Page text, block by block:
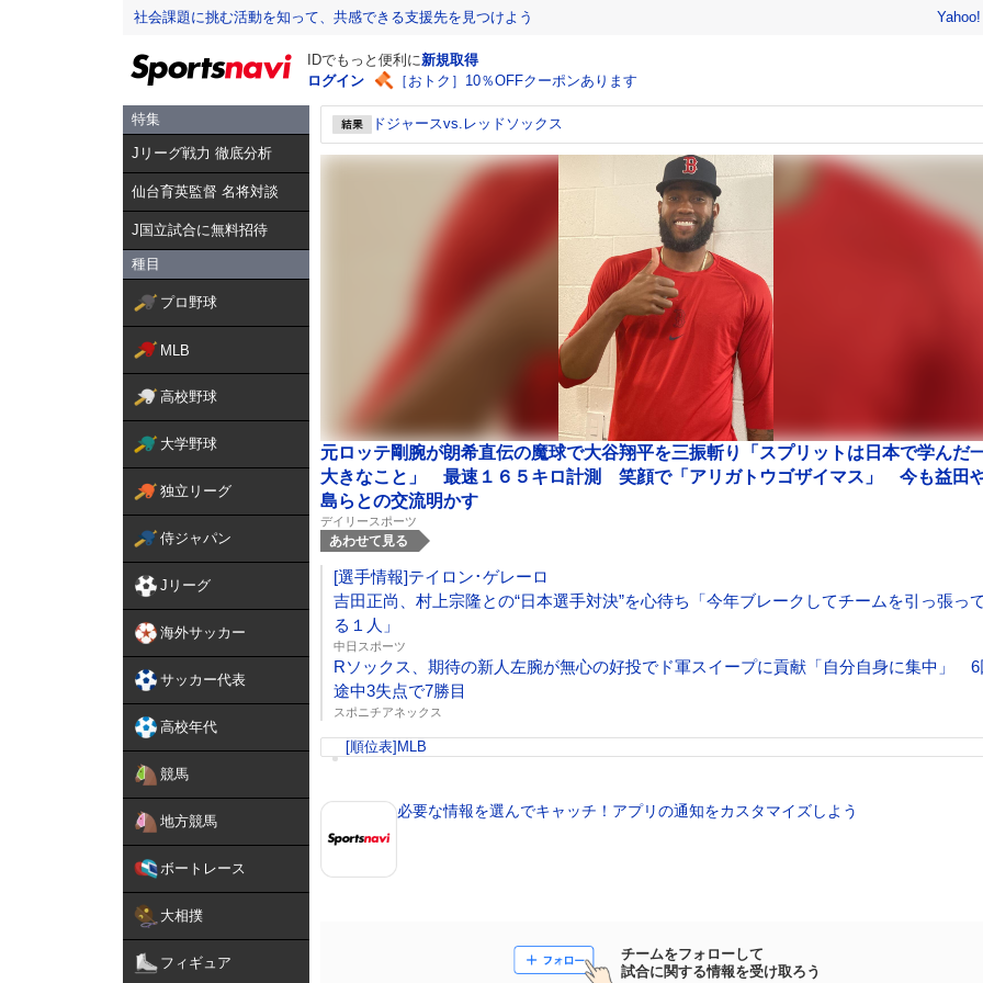
社会課題に挑む活動を知って、共感できる支援先を見つけよう
IDでもっと便利に新規取得
ログイン
［おトク］10％OFFクーポンあります
特集
Jリーグ戦力 徹底分析
仙台育英監督 名将対談
J国立試合に無料招待
種目
プロ野球
MLB
高校野球
大学野球
独立リーグ
侍ジャパン
Jリーグ
海外サッカー
サッカー代表
高校年代
競馬
地方競馬
ボートレース
大相撲
フィギュア
ドジャースvs.レッドソックス
元ロッテ剛腕が朗希直伝の魔球で大谷翔平を三振斬り「スプリットは日本で学んだ
大きなこと」 最速１６５キロ計測 笑顔で「アリガトウゴザイマス」 今も益田
島らとの交流明かす
デイリースポーツ
あわせて見る
[選手情報]テイロン･ゲレーロ
吉田正尚、村上宗隆との“日本選手対決”を心待ち「今年ブレークしてチームを引っ張っ
る１人」
中日スポーツ
Rソックス、期待の新人左腕が無心の好投でド軍スイープに貢献「自分自身に集中」 6
途中3失点で7勝目
スポニチアネックス
[順位表]MLB
必要な情報を選んでキャッチ！アプリの通知をカスタマイズしよう
チームをフォローして
試合に関する情報を受け取ろう